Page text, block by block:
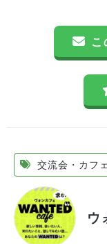
こ
交流会・カフ
ウ